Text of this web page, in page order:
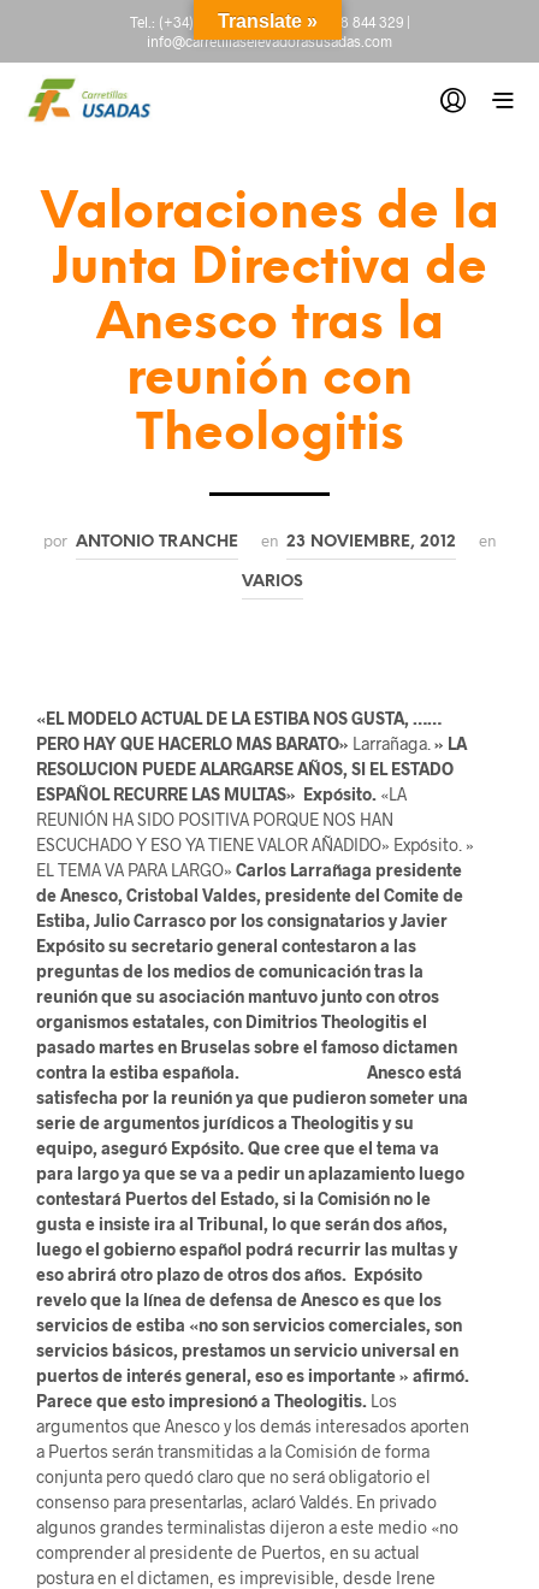
Tel.: (+34) 665 845 222-(+34) 918 844 329|
info@carretillaselevadorasusadas.com
Valoraciones de la
Junta Directiva de
Anesco tras la
reunión con
Theologitis
por ANTONIO TRANCHE en 23 NOVIEMBRE, 2012 en
VARIOS
«EL MODELO ACTUAL DE LA ESTIBA NOS GUSTA, ……
PERO HAY QUE HACERLO MAS BARATO» Larrañaga. » LA
RESOLUCION PUEDE ALARGARSE AÑOS, SI EL ESTADO
ESPAÑOL RECURRE LAS MULTAS» Expósito. «LA
REUNIÓN HA SIDO POSITIVA PORQUE NOS HAN
ESCUCHADO Y ESO YA TIENE VALOR AÑADIDO» Expósito. »
EL TEMA VA PARA LARGO» Carlos Larrañaga presidente
de Anesco, Cristobal Valdes, presidente del Comite de
Estiba, Julio Carrasco por los consignatarios y Javier
Expósito su secretario general contestaron a las
preguntas de los medios de comunicación tras la
reunión que su asociación mantuvo junto con otros
organismos estatales, con Dimitrios Theologitis el
pasado martes en Bruselas sobre el famoso dictamen
contra la estiba española.
Anesco está
satisfecha por la reunión ya que pudieron someter una
serie de argumentos jurídicos a Theologitis y su
equipo, aseguró Expósito. Que cree que el tema va
para largo ya que se va a pedir un aplazamiento luego
contestará Puertos del Estado, si la Comisión no le
gusta e insiste ira al Tribunal, lo que serán dos años,
luego el gobierno español podrá recurrir las multas y
eso abrirá otro plazo de otros dos años. Expósito
revelo que la línea de defensa de Anesco es que los
servicios de estiba «no son servicios comerciales, son
servicios básicos, prestamos un servicio universal en
puertos de interés general, eso es importante » afirmó.
Parece que esto impresionó a Theologitis. Los
argumentos que Anesco y los demás interesados aporten
a Puertos serán transmitidas a la Comisión de forma
conjunta pero quedó claro que no será obligatorio el
consenso para presentarlas, aclaró Valdés. En privado
algunos grandes terminalistas dijeron a este medio «no
comprender al presidente de Puertos, en su actual
postura en el dictamen, es imprevisible, desde Irene
Translate »